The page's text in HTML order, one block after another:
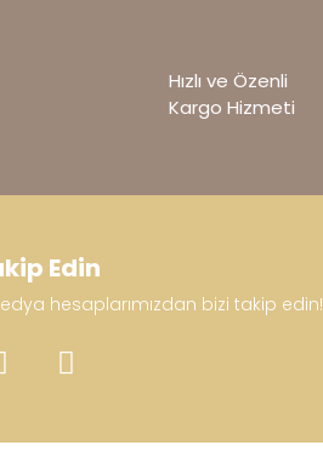
Hızlı ve Özenli
Kargo Hizmeti
Edin
hesaplarımızdan bizi takip edin!